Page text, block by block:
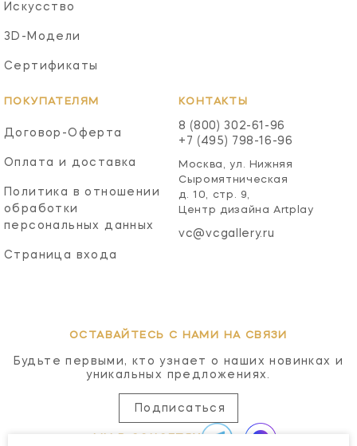
Искусство
3D-Модели
Сертификаты
ПОКУПАТЕЛЯМ
Договор-Оферта
Оплата и доставка
Политика в отношении
обработки
персональных данных
Страница входа
КОНТАКТЫ
8 (800) 302-61-96
+7 (495) 798-16-96
Москва, ул. Нижняя
Сыромятническая
д. 10, стр. 9,
Центр дизайна Artplay
vc@vcgallery.ru
ОСТАВАЙТЕСЬ С НАМИ НА СВЯЗИ
Будьте первыми, кто узнает о наших новинках и
уникальных предложениях.
Подписаться